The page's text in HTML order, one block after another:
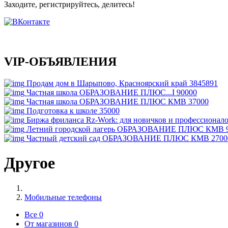
Заходите, регистрируйтесь, делитесь!
VIP-ОБЪЯВЛЕНИЯ
Продам дом в Шарыпово, Красноярский край 3845891
Частная школа ОБРАЗОВАНИЕ ПЛЮС...I 90000
Частная школа ОБРАЗОВАНИЕ ПЛЮС КМВ 37000
Подготовка к школе 35000
Биржа фриланса Rz-Work: для новичков и
Летний городской лагерь ОБРАЗОВАНИЕ ПЛЮС КМВ
Частный детский сад ОБРАЗОВАНИЕ ПЛЮС КМВ
Другое
Мобильные телефоны
Все 0
От магазинов 0